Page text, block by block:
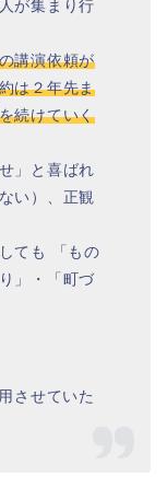
が集まり行
講演依頼が
は２年先ま
続けていく
」と喜ばれ
い）、正観
ても 「もの
」・「町づ
させていた